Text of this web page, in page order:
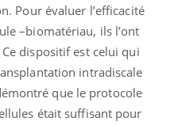
Pour évaluer l’efficacité
–biomatériau, ils l’ont
dispositif est celui qui
intradiscale
que le protocole
était suffisant pour